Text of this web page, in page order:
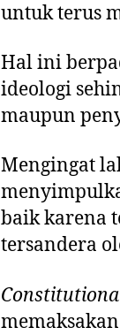
untuk terus
Hal ini
ideologi
maupun
Mengingat
baik karena
tersandera